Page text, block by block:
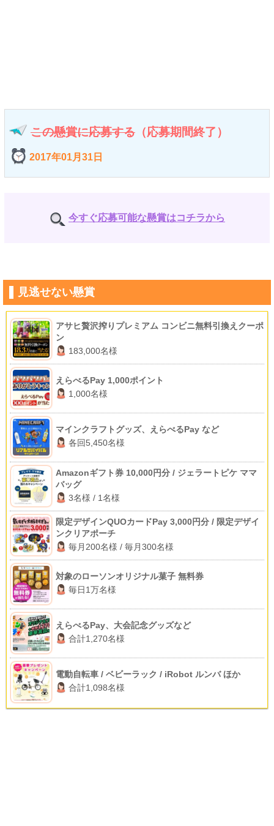
この懸賞に応募する （応募期間終了）
2017年01月31日
今すぐ応募可能な懸賞はコチラから
見逃せない懸賞
アサヒ贅沢搾りプレミアム コンビニ無料引換えクーポ
ン
183,000名様
えらべるPay 1,000ポイント
1,000名様
マインクラフトグッズ、えらべるPay など
各回5,450名様
Amazonギフト券 10,000円分 / ジェラートピケ ママ
バッグ
3名様 / 1名様
限定デザインQUOカードPay 3,000円分 / 限定デザイ
ンクリアポーチ
毎月200名様 / 毎月300名様
対象のローソンオリジナル菓子 無料券
毎日1万名様
えらべるPay、大会記念グッズなど
合計1,270名様
電動自転車 / ベビーラック / iRobot ルンバ ほか
合計1,098名様